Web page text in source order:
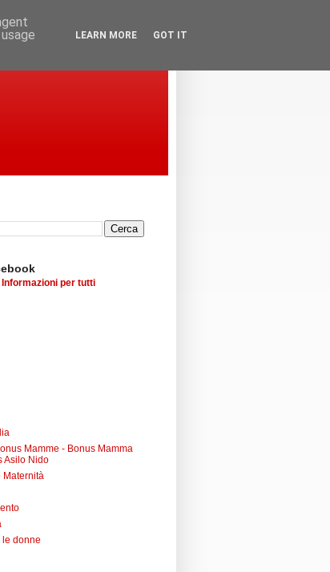
Informazioni per tutti
Mamme - Bonus Mamma
Asilo Nido
Maternità
donne
LEARN MORE GOT IT